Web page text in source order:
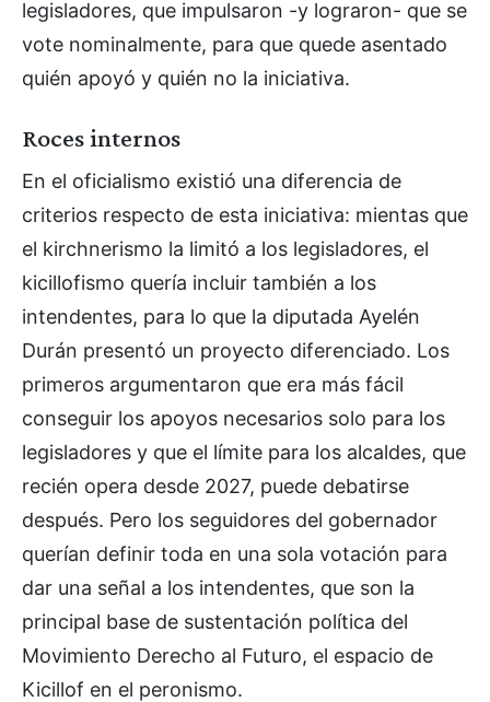
legisladores, que impulsaron -y lograron- que se
vote nominalmente, para que quede asentado
quién apoyó y quién no la iniciativa.
Roces internos
En el oficialismo existió una diferencia de
criterios respecto de esta iniciativa: mientas que
el kirchnerismo la limitó a los legisladores, el
kicillofismo quería incluir también a los
intendentes, para lo que la diputada Ayelén
Durán presentó un proyecto diferenciado. Los
primeros argumentaron que era más fácil
conseguir los apoyos necesarios solo para los
legisladores y que el límite para los alcaldes, que
recién opera desde 2027, puede debatirse
después. Pero los seguidores del gobernador
querían definir toda en una sola votación para
dar una señal a los intendentes, que son la
principal base de sustentación política del
Movimiento Derecho al Futuro, el espacio de
Kicillof en el peronismo.